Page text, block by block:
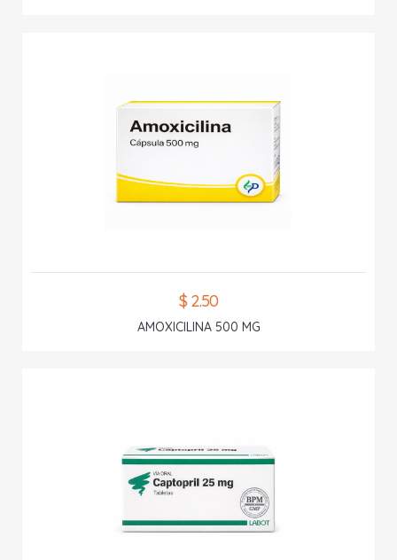
$ 2.50
AMOXICILINA 500 MG